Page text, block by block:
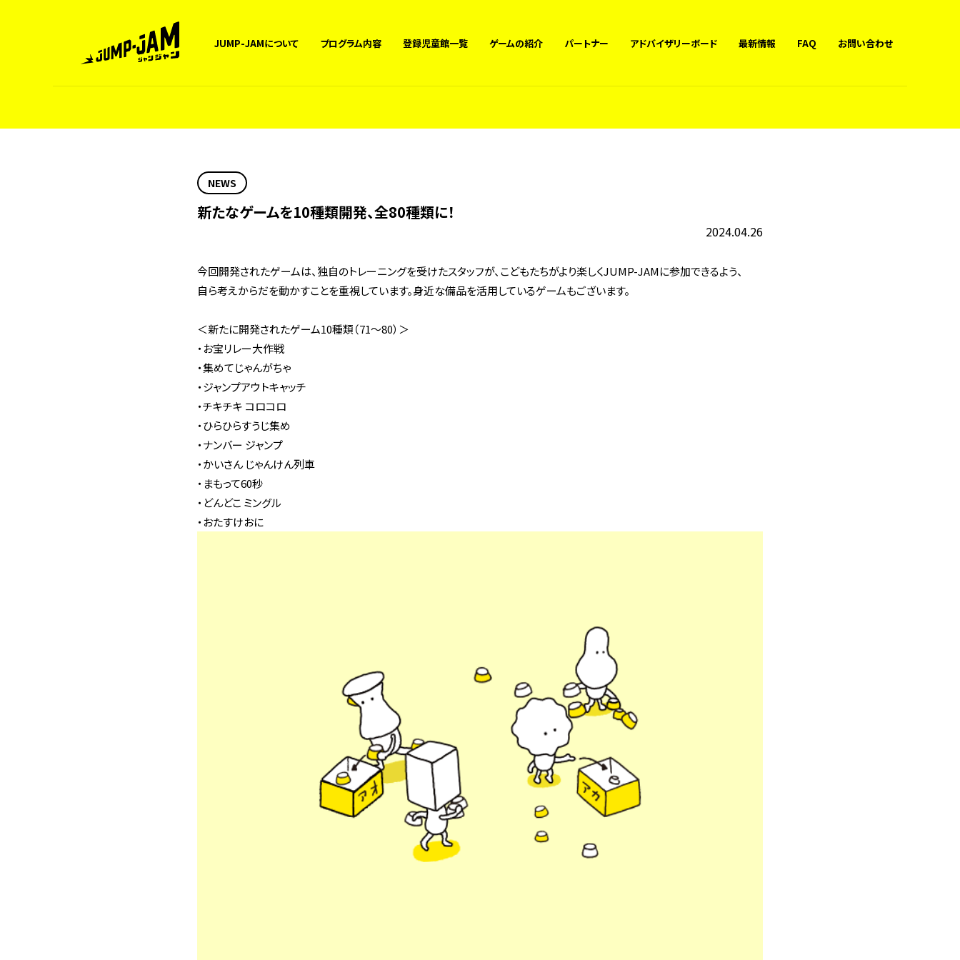
JUMP-JAMについて プログラム内容 登録児童館一覧 ゲームの紹介 パートナー アドバイザリーボード 最新情報 FAQ お問い合わせ
NEWS
新たなゲームを10種類開発、全80種類に！
2024.04.26
今回開発されたゲームは、独自のトレーニングを受けたスタッフが、こどもたちがより楽しくJUMP-JAMに参加できるよう、
自ら考えからだを動かすことを重視しています。身近な備品を活用しているゲームもございます。
＜新たに開発されたゲーム10種類（71～80）＞
・お宝リレー大作戦
・集めてじゃんがちゃ
・ジャンプアウトキャッチ
・チキチキ コロコロ
・ひらひらすうじ集め
・ナンバー ジャンプ
・かいさん じゃんけん列車
・まもって60秒
・どんどこ ミングル
・おたすけおに